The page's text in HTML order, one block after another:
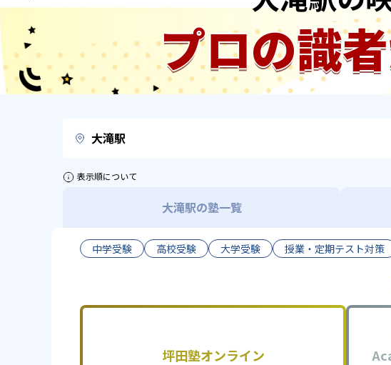
プロの識
大滝駅
表示順について
大滝駅の塾一覧
中学受験 高校受験 大学受験 授業・定期テスト対策
坪田塾オンライン